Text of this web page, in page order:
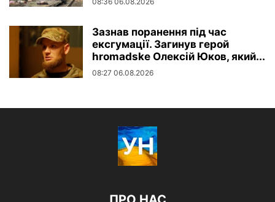
Зазнав поранення під час
ексгумації. Загинув герой
hromadske Олексій Юков, який...
08:27 06.08.2026